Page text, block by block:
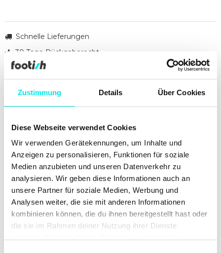
Zustimmung Details Über Cookies
Diese Webseite verwendet Cookies
Wir verwenden Gerätekennungen, um Inhalte und
Anzeigen zu personalisieren, Funktionen für soziale
Medien anzubieten und unseren Datenverkehr zu
analysieren. Wir geben diese Informationen auch an
unsere Partner für soziale Medien, Werbung und
Analysen weiter, die sie mit anderen Informationen
kombinieren können, die du ihnen bereitgestellt hast oder
die sie im Rahmen deiner Nutzung ihrer Dienste
Schnelle Lieferungen
30 Tage Rückgaberecht
Gegründet 2007
Reinigung Lieferungen